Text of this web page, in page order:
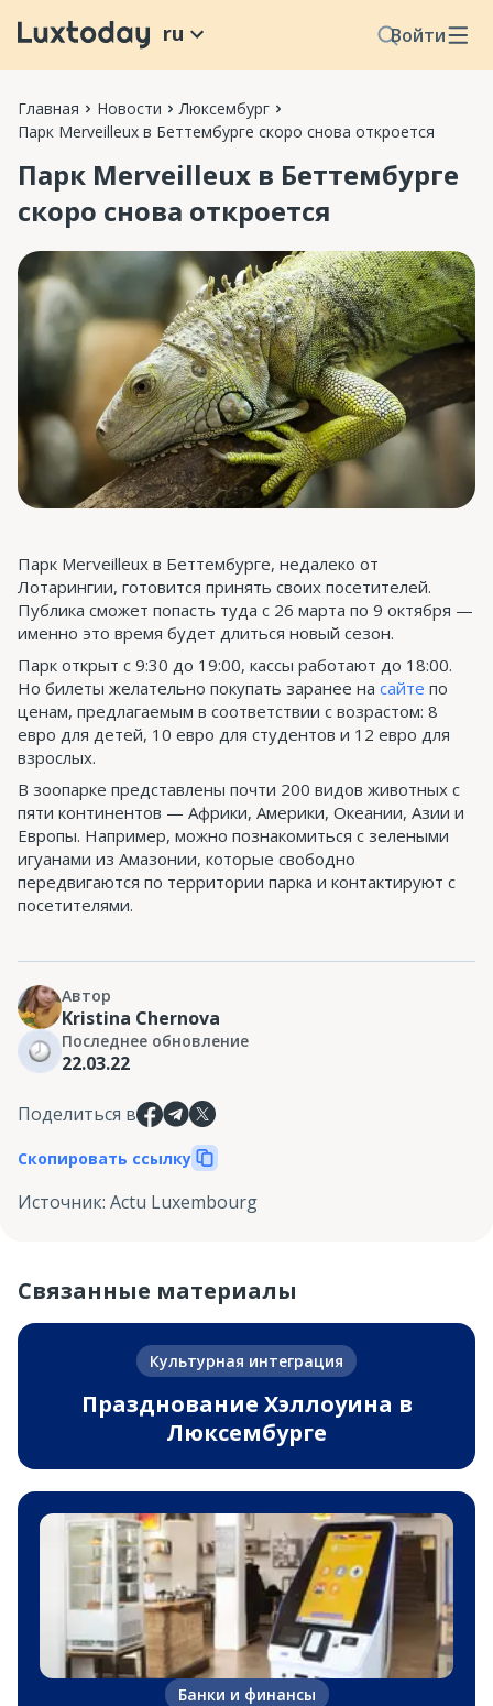
Войти
ru
Главная Новости
Люксембург
Парк Merveilleux в Беттембурге скоро снова откроется
Парк Merveilleux в Беттембурге
скоро снова откроется
Парк Merveilleux в Беттембурге, недалеко от
Лотарингии, готовится принять своих посетителей.
Публика сможет попасть туда с 26 марта по 9 октября —
именно это время будет длиться новый сезон.
Парк открыт с 9:30 до 19:00, кассы работают до 18:00.
Но билеты желательно покупать заранее на сайте по
ценам, предлагаемым в соответствии с возрастом: 8
евро для детей, 10 евро для студентов и 12 евро для
взрослых.
В зоопарке представлены почти 200 видов животных с
пяти континентов — Африки, Америки, Океании, Азии и
Европы. Например, можно познакомиться с зелеными
игуанами из Амазонии, которые свободно
передвигаются по территории парка и контактируют с
посетителями.
Автор
Kristina Chernova
Последнее обновление
22.03.22
Поделиться в
Скопировать ссылку
Источник: Actu Luxembourg
Связанные материалы
Культурная интеграция
Празднование Хэллоуина в
Люксембурге
Банки и финансы